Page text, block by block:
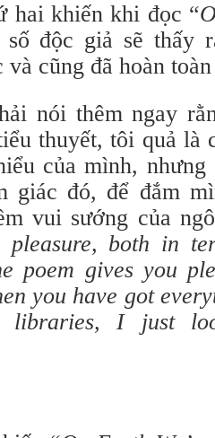
hai khiến khi đọc “
số độc giả sẽ thấy
cũng đã hoàn
nói thêm ngay
thuyết, tôi quả
của mình,
giác đó, để đắm
vui sướng của
pleasure, both in
poem gives you
you have got
libraries, I just